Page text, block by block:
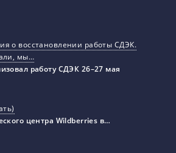
о восстановлении работы СДЭК.
мы…
работу СДЭК 26–27 мая
центра Wildberries в…